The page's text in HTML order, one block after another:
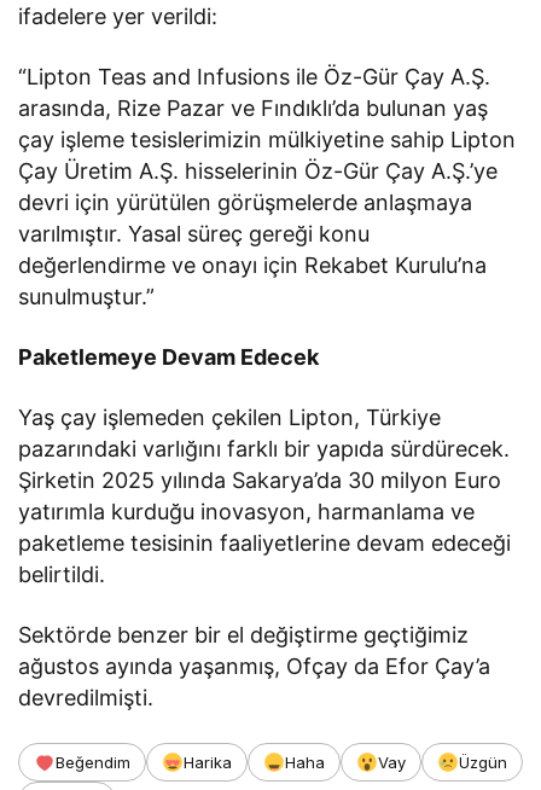
ifadelere yer verildi:
“Lipton Teas and Infusions ile Öz-Gür Çay A.Ş.
arasında, Rize Pazar ve Fındıklı’da bulunan yaş
çay işleme tesislerimizin mülkiyetine sahip Lipton
Çay Üretim A.Ş. hisselerinin Öz-Gür Çay A.Ş.’ye
devri için yürütülen görüşmelerde anlaşmaya
varılmıştır. Yasal süreç gereği konu
değerlendirme ve onayı için Rekabet Kurulu’na
sunulmuştur.”
Paketlemeye Devam Edecek
Yaş çay işlemeden çekilen Lipton, Türkiye
pazarındaki varlığını farklı bir yapıda sürdürecek.
Şirketin 2025 yılında Sakarya’da 30 milyon Euro
yatırımla kurduğu inovasyon, harmanlama ve
paketleme tesisinin faaliyetlerine devam edeceği
belirtildi.
Sektörde benzer bir el değiştirme geçtiğimiz
ağustos ayında yaşanmış, Ofçay da Efor Çay’a
devredilmişti.
Beğendim Harika Haha Vay
Üzgün